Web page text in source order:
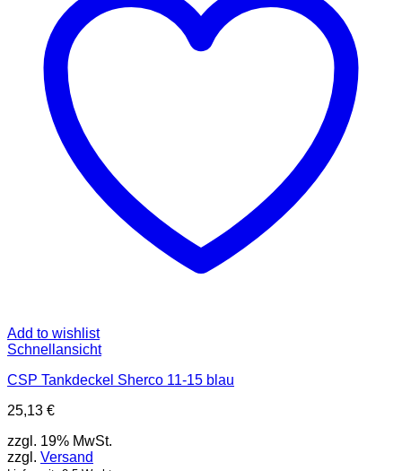
Optionen
können
Produktseite
gewählt
werden
Add to wishlist
Schnellansicht
CSP Tankdeckel Sherco 11-15 blau
25,13 €
zzgl. 19% MwSt.
zzgl. Versand